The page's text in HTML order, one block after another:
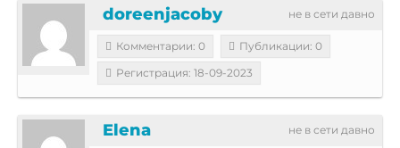
не в сети давно
doreenjacoby
Комментарии: 0
Публикации: 0
Регистрация: 18-09-2023
не в сети давно
Elena